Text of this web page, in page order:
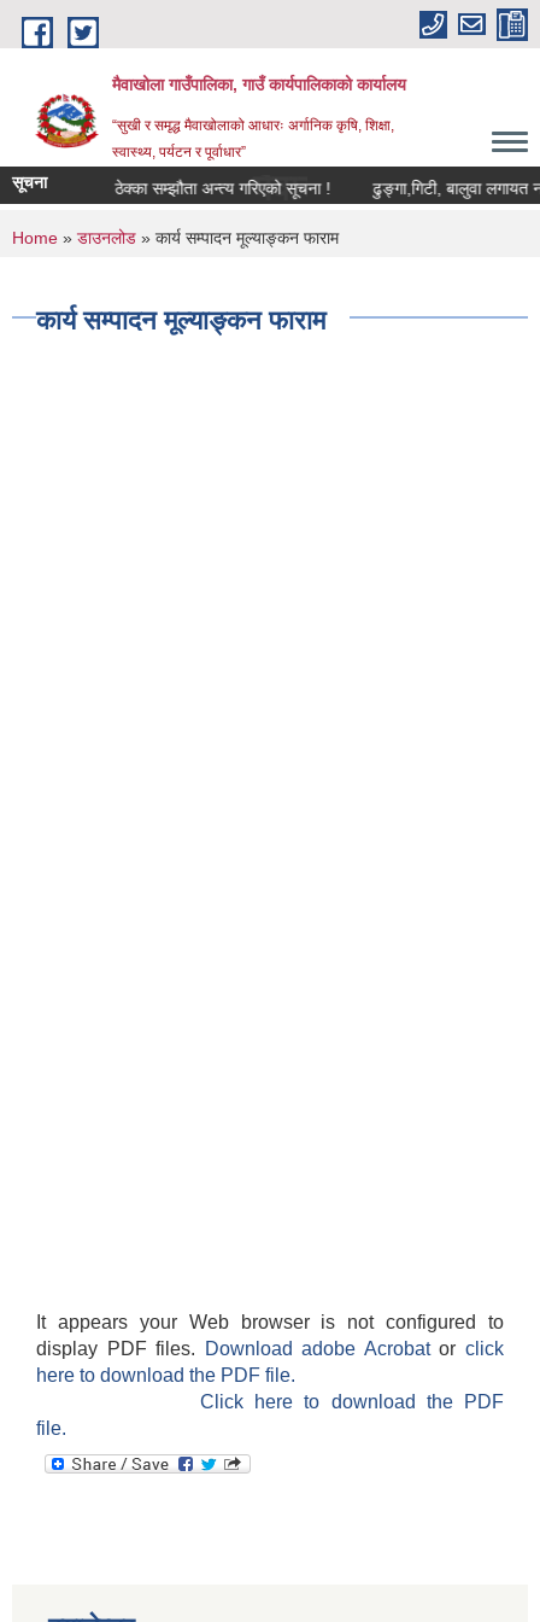
Skip to main content
मैवाखोला गाउँपालिका, गाउँ कार्यपालिकाको कार्यालय
“सुखी र समृद्ध मैवाखोलाको आधारः अर्गानिक कृषि, शिक्षा,
स्वास्थ्य, पर्यटन र पूर्वाधार”
मैवाखोला गाउँपालिकामा
सूचना
! ठेक्का सम्झौता अन्त्य गरिएको सूचना ! ढुङ्गा,गिटी, बालुवा लगायत
You are here
Home » डाउनलोड » कार्य सम्पादन मूल्याङ्कन फाराम
कार्य सम्पादन मूल्याङ्कन फाराम
It appears your Web browser is not configured to
display PDF files.
Download adobe Acrobatorclick
here to download the PDF file.
Click here to download the PDF
file.